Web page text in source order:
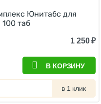
Юнитабс для
таб
1 250₽
В КОРЗИНУ
в 1 клик